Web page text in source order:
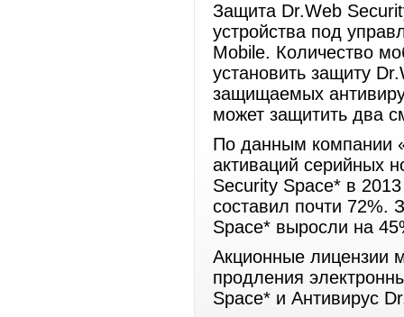
Защита Dr.Web
устройства под
Mobile. Количество
установить защиту
защищаемых
может защитить два
По данным компании
активаций серийных
Security Space* в
составил почти 72%.
Space* выросли на
Акционные лицензии
продления
Space* и Антивирус